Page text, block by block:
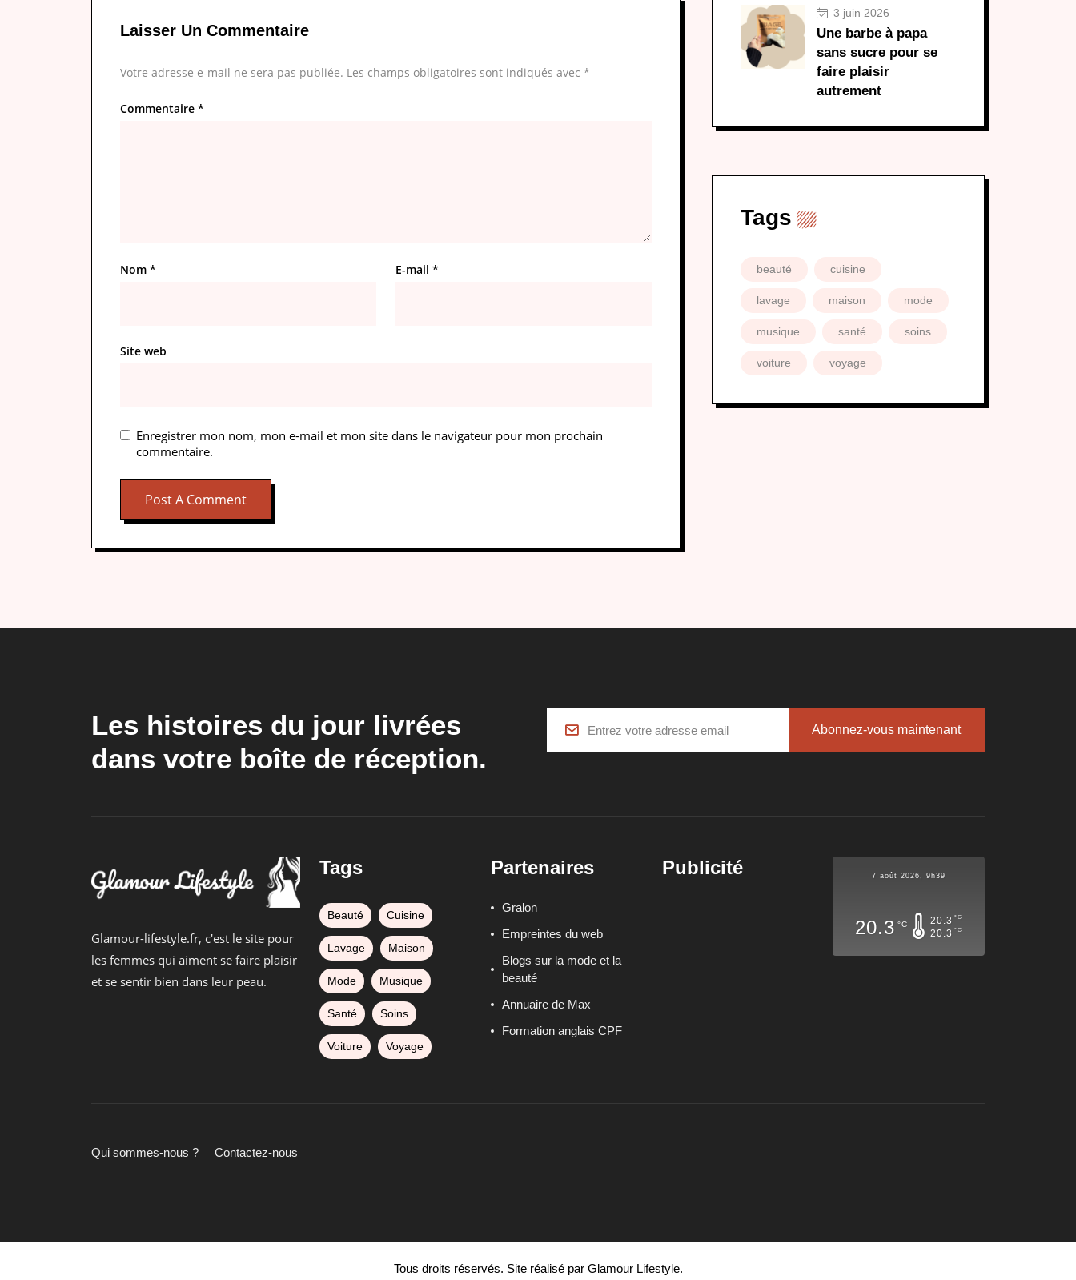
Laisser Un Commentaire
Votre adresse e-mail ne sera pas publiée. Les champs obligatoires sont indiqués avec *
Commentaire *
Nom * E-mail *
Site web
Enregistrer mon nom, mon e-mail et mon site dans le navigateur pour mon prochain
commentaire.
3 juin 2026
Une barbe à papa
sans sucre pour se
faire plaisir
autrement
Tags
beauté cuisine
lavage maison mode
musique santé soins
voiture voyage
Les histoires du jour livrées
dans votre boîte de réception.
Abonnez-vous maintenant
Glamour-lifestyle.fr, c'est le site pour
les femmes qui aiment se faire plaisir
et se sentir bien dans leur peau.
Tags
Beauté Cuisine
Lavage Maison
Mode Musique
Santé Soins
Voiture Voyage
Partenaires
Gralon
Empreintes du web
Blogs sur la mode et la
beauté
Annuaire de Max
Formation anglais CPF
Publicité 7 août 2026, 9h39
20.3 °C 20.3 °C
20.3 °C
Qui sommes-nous ? Contactez-nous
Tous droits réservés. Site réalisé par Glamour Lifestyle.